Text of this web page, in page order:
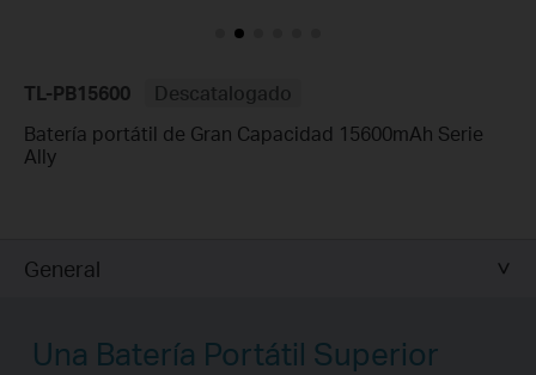
TL-PB15600
Descatalogado
Batería portátil de Gran Capacidad 15600mAh Serie
Ally
General
Una Batería Portátil Superior